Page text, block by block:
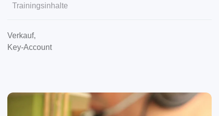
Trainingsinhalte
Verkauf,
Key-Account